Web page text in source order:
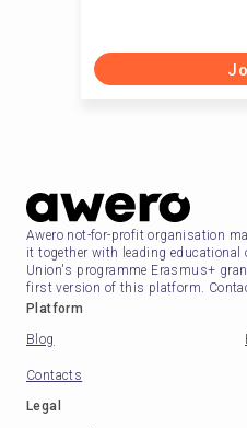
Awero not-for-profit organisation
it together with leading educational
Union's programme Erasmus+
first version of this platform.
Platform
Blog
Contacts
Legal